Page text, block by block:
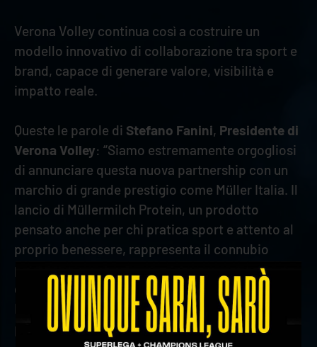
Verona Volley continua così a costruire un
modello innovativo di collaborazione tra sport e
brand, capace di generare valore, visibilità e
impatto reale.
Queste le parole di Stefano Fanini, Presidente di
Verona Volley: “Siamo estremamente orgogliosi
di annunciare questa nuova partnership con un
marchio di grande prestigio come Müller Italia. Il
lancio di Müllermilch Protein, un prodotto
pensato anche per chi pratica sport e attento al
proprio benessere, rappresenta il connubio
perfetto con i valori che portiamo avanti ogni
giorno come Club: salute, energia e qualità.
L’ingresso di Müller Italia nella nostra rete di
partner conferma la crescita del nostro progetto